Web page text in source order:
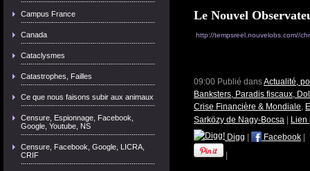
Campus France
Canada
Cataclysmes
Catastrophes, Failles
Ce que nous faisons subir aux animaux
Censure, Espionnage, Facebook,
Google, Youtube, NS
Censure, Facebook, Google, LICRA,
CRIF
Le Nouvel
http://tempsreel.nouvelobs.com//
09:00 Publié dansActualité,
Banksters, Paradis fiscaux,
Crise Financière & Mondiale,
Sarközy de Nagy-Bocsa
Lien
Digg
Facebook